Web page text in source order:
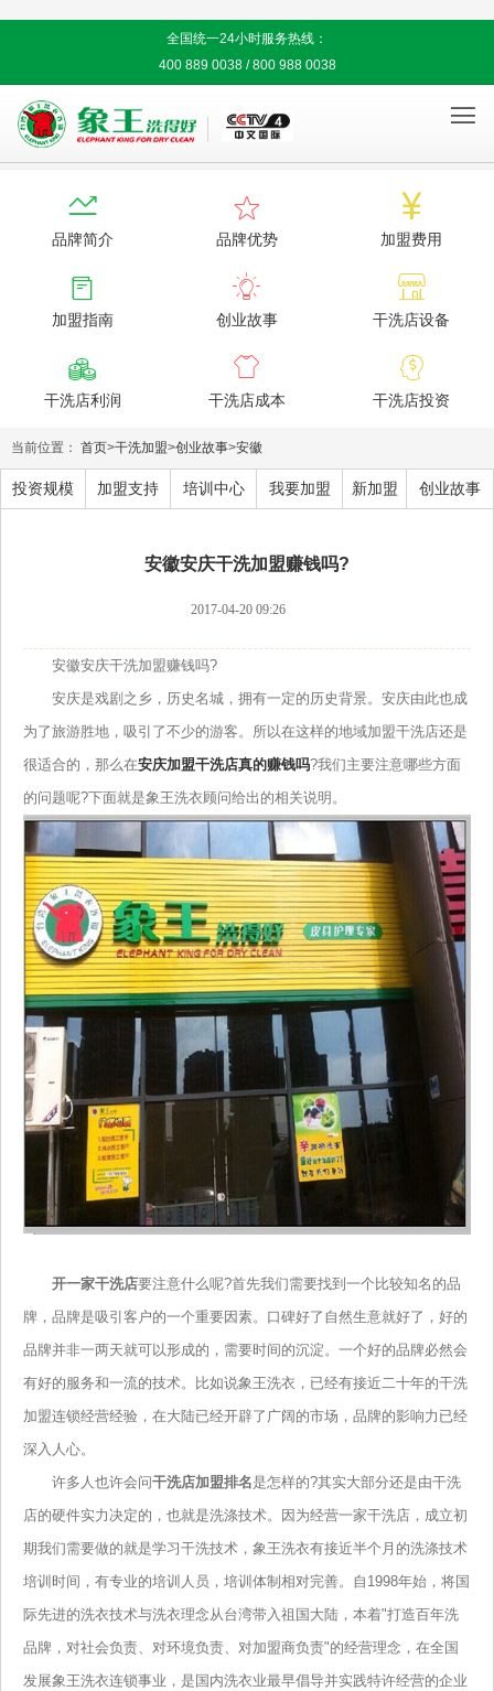
全国统一24小时服务热线：
400 889 0038 / 800 988 0038


品牌简介

品牌优势

加盟费用

加盟指南

创业故事

干洗店设备

干洗店利润

干洗店成本

干洗店投资
当前位置： 首页>干洗加盟>创业故事>安徽
投资规模 加盟支持 培训中心 我要加盟 新加盟 创业故事
安徽安庆干洗加盟赚钱吗?
2017-04-20 09:26
安徽安庆干洗加盟赚钱吗?
安庆是戏剧之乡，历史名城，拥有一定的历史背景。安庆由此也成
为了旅游胜地，吸引了不少的游客。所以在这样的地域加盟干洗店还是
很适合的，那么在安庆加盟干洗店真的赚钱吗?我们主要注意哪些方面
的问题呢?下面就是象王洗衣顾问给出的相关说明。
开一家干洗店要注意什么呢?首先我们需要找到一个比较知名的品
牌，品牌是吸引客户的一个重要因素。口碑好了自然生意就好了，好的
品牌并非一两天就可以形成的，需要时间的沉淀。一个好的品牌必然会
有好的服务和一流的技术。比如说象王洗衣，已经有接近二十年的干洗
加盟连锁经营经验，在大陆已经开辟了广阔的市场，品牌的影响力已经
深入人心。
许多人也许会问干洗店加盟排名是怎样的?其实大部分还是由干洗
店的硬件实力决定的，也就是洗涤技术。因为经营一家干洗店，成立初
期我们需要做的就是学习干洗技术，象王洗衣有接近半个月的洗涤技术
培训时间，有专业的培训人员，培训体制相对完善。自1998年始，将国
际先进的洗衣技术与洗衣理念从台湾带入祖国大陆，本着"打造百年洗
品牌，对社会负责、对环境负责、对加盟商负责"的经营理念，在全国
发展象王洗衣连锁事业，是国内洗衣业最早倡导并实践特许经营的企业